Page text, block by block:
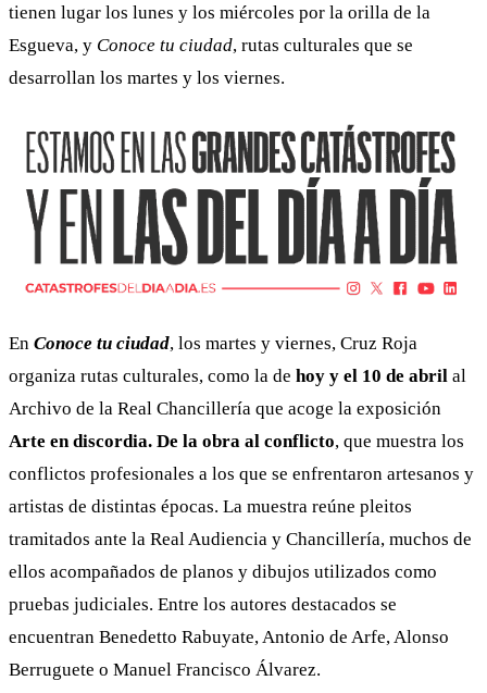
tienen lugar los lunes y los miércoles por la orilla de la
Esgueva, y Conoce tu ciudad, rutas culturales que se
desarrollan los martes y los viernes.
En Conoce tu ciudad, los martes y viernes, Cruz Roja
organiza rutas culturales, como la de hoy y el 10 de abril al
Archivo de la Real Chancillería que acoge la exposición
Arte en discordia. De la obra al conflicto, que muestra los
conflictos profesionales a los que se enfrentaron artesanos y
artistas de distintas épocas. La muestra reúne pleitos
tramitados ante la Real Audiencia y Chancillería, muchos de
ellos acompañados de planos y dibujos utilizados como
pruebas judiciales. Entre los autores destacados se
encuentran Benedetto Rabuyate, Antonio de Arfe, Alonso
Berruguete o Manuel Francisco Álvarez.